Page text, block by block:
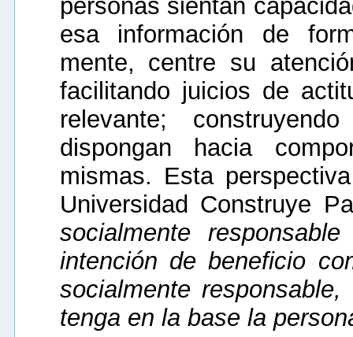
personas sientan
esa información de
mente, centre su
facilitando juicios de
relevante;
dispongan hacia
mismas. Esta
Universidad Construye
socialmente
intención de beneficio
socialmente
tenga en la base la